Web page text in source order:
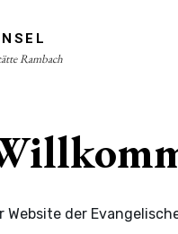
Rambach
Website der